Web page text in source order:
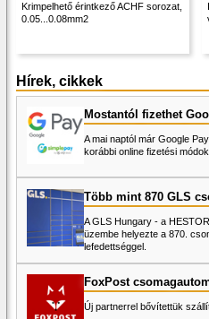
Krimpelhető érintkező ACHF sorozat,
0.05...0.08mm2
Hírek, cikkek
Mostantól fizethet
A mai naptól már Google
korábbi online fizetési
Több mint 870 GLS
A GLS Hungary - a
üzembe helyezte a 870.
lefedettséggel.
FoxPost
Új partnerrel bővítettük